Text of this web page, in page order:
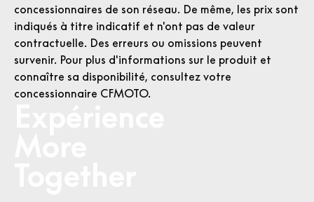
concessionnaires de son réseau. De même, les prix sont
indiqués à titre indicatif et n'ont pas de valeur
contractuelle. Des erreurs ou omissions peuvent
survenir. Pour plus d'informations sur le produit et
connaître sa disponibilité, consultez votre
concessionnaire CFMOTO.